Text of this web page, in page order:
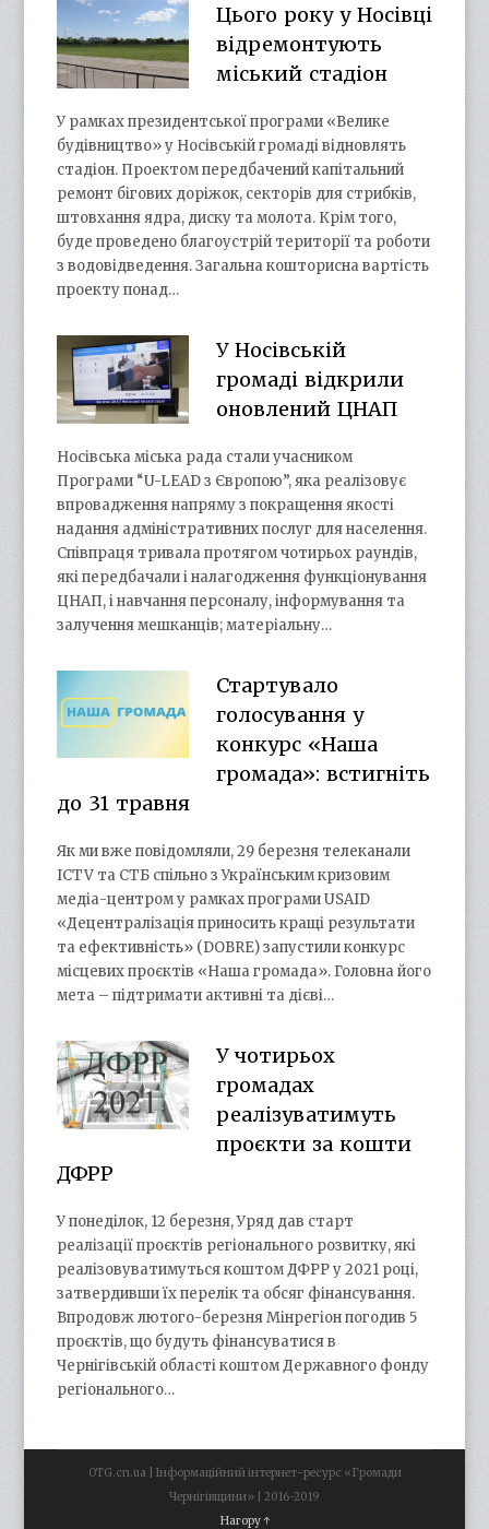
Цього року у Носівці
відремонтують
міський стадіон
У рамках президентської програми «Велике
будівництво» у Носівській громаді відновлять
стадіон. Проектом передбачений капітальний
ремонт бігових доріжок, секторів для стрибків,
штовхання ядра, диску та молота. Крім того,
буде проведено благоустрій території та роботи
з водовідведення. Загальна кошторисна вартість
проекту понад…
У Носівській
громаді відкрили
оновлений ЦНАП
Носівська міська рада стали учасником
Програми “U-LEAD з Європою”, яка реалізовує
впровадження напряму з покращення якості
надання адміністративних послуг для населення.
Співпраця тривала протягом чотирьох раундів,
які передбачали і налагодження функціонування
ЦНАП, і навчання персоналу, інформування та
залучення мешканців; матеріальну…
Стартувало
голосування у
конкурс «Наша
громада»: встигніть
до 31 травня
Як ми вже повідомляли, 29 березня телеканали
ICTV та СТБ спільно з Українським кризовим
медіа-центром у рамках програми USAID
«Децентралізація приносить кращі результати
та ефективність» (DOBRE) запустили конкурс
місцевих проєктів «Наша громада». Головна його
мета – підтримати активні та дієві…
У чотирьох
громадах
реалізуватимуть
проєкти за кошти
ДФРР
У понеділок, 12 березня, Уряд дав старт
реалізації проєктів регіонального розвитку, які
реалізовуватимуться коштом ДФРР у 2021 році,
затвердивши їх перелік та обсяг фінансування.
Впродовж лютого-березня Мінрегіон погодив 5
проєктів, що будуть фінансуватися в
Чернігівській області коштом Державного фонду
регіонального…
OTG.cn.ua | Інформаційний інтернет-ресурс «Громади
Чернігівщини» | 2016-2019
Нагору ↑